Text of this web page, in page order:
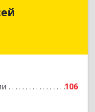
106
Алексей
Подробнее